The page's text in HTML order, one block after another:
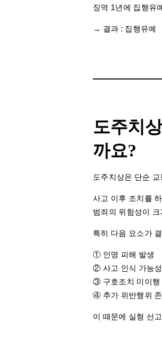
징역 1년에 집행유
→ 결과 : 집행유예
도주치
까요?
도주치상은 단순
사고 이후 조치를
범죄의 위험성이
특히 다음 요소가
① 인명 피해 발생
② 사고 인식 가능성
③ 구호조치 미이행
④ 추가 위반행위
이 때문에 실형 선